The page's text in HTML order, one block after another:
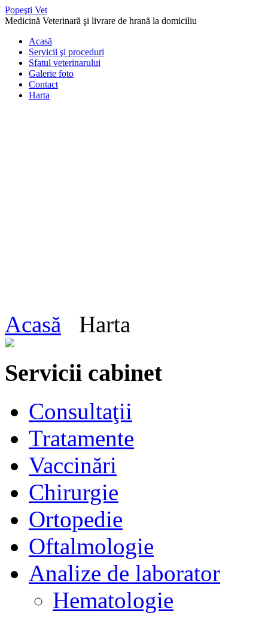
Popeşti Vet
Medicină Veterinară şi livrare de hrană la domiciliu
Acasă
Servicii şi proceduri
Sfatul veterinarului
Galerie foto
Contact
Harta
Acasă Harta
Servicii cabinet
Consultaţii
Tratamente
Vaccinări
Chirurgie
Ortopedie
Oftalmologie
Analize de laborator
Hematologie